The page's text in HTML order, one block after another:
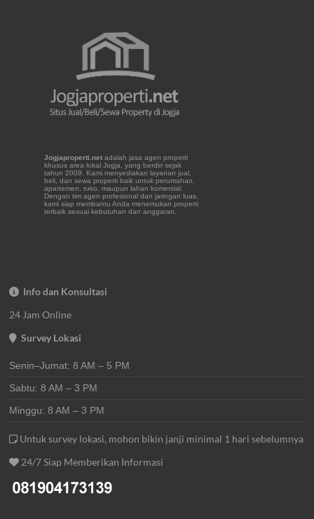
Jogjaproperti.net adalah jasa agen properti
khusus area lokal Jogja, yang berdiri sejak
tahun 2009. Kami menyediakan layanan jual,
beli, dan sewa properti baik untuk perumahan,
apartemen, ruko, maupun lahan komersial.
Dengan tim agen profesional dan jaringan luas,
kami siap membantu Anda menemukan properti
terbaik sesuai kebutuhan dan anggaran.
Info dan Konsultasi
24 Jam Online
Survey Lokasi
Senin–Jumat: 8 AM – 5 PM
Sabtu: 8 AM – 3 PM
Minggu: 8 AM – 3 PM
Untuk survey lokasi, mohon bikin janji minimal 1 hari sebelumnya
24/7 Siap Memberikan Informasi